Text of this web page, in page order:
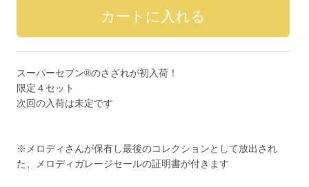
スーパーセブン®のさざれが初入荷！
限定４セット
次回の入荷は未定です
※メロディさんが保有し最後のコレクションとして放出され
た、メロディガレージセールの証明書が付きます